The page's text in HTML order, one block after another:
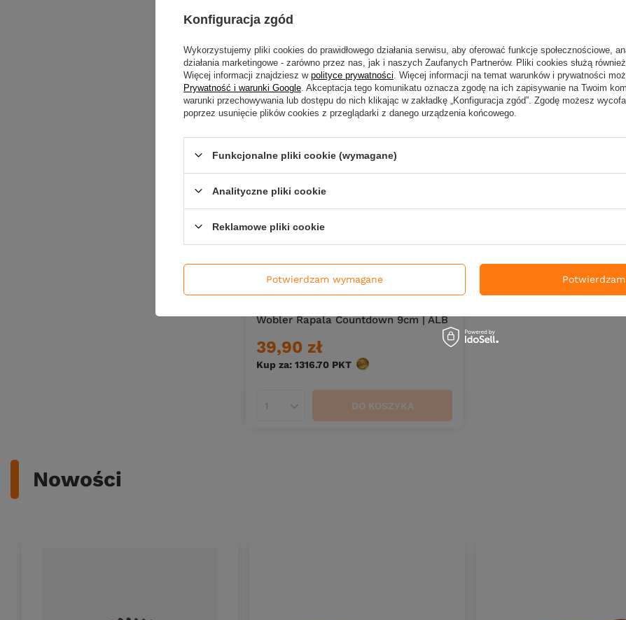
Wobler Rapala Countdown 11cm | S
45,00 zł
Kup za: 1485PKTpunktów
Ilość produktów DO KOSZYKA
Kup za: 1316.70PKT
Ilość produktów DO
CHWILOWO NIEDOSTĘPNY
Wobler Rapala Countdown 9cm | ALB
39,90 zł
Kup za: 1316.70 PKT punktów
Ilość produktów DO KOSZYKA
Nowości
Konfiguracja zgód
Wykorzystujemy pliki cookies do prawidłowego działania serwisu, aby oferować funkcje społecznościowe,
działania marketingowe - zarówno przez nas, jak i naszych Zaufanych Partnerów. Pliki cookies służą
Więcej informacji znajdziesz w polityce prywatności . Więcej informacji na temat warunków i prywatności
Prywatność i warunki Google . Akceptacja tego komunikatu oznacza zgodę na ich zapisywanie na Twoim
warunki przechowywania lub dostępu do nich klikając w zakładkę „Konfiguracja zgód”. Zgodę możesz
poprzez usunięcie plików cookies z przeglądarki z danego urządzenia końcowego.
Funkcjonalne pliki cookie (wymagane)
Analityczne pliki cookie
Reklamowe pliki cookie
Potwierdzam wymagane